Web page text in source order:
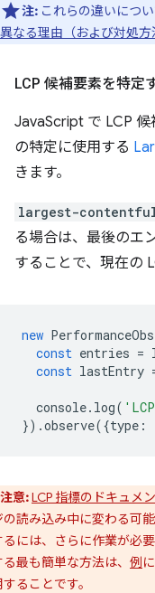
注: これらの違いについ
異なる理由（および対処方
LCP 候補要素を特定
JavaScript で LCP
の特定に使用する
きます。
largest-
る場合は、最後のエ
することで、現在の
new
const entries =
const lastEntry
console. log(
}).observe({type :
注意:LCP 指標のドキュメ
の読み込み中に変わる可
るには、さらに作業が必
最も簡単な方法は、 例
ることです。